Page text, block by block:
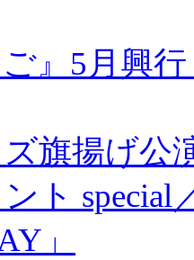
ご』5月興
旗揚げ公
ト special
」